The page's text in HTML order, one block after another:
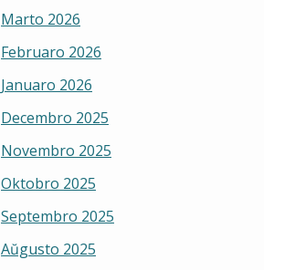
Marto 2026
Februaro 2026
Januaro 2026
Decembro 2025
Novembro 2025
Oktobro 2025
Septembro 2025
Aŭgusto 2025